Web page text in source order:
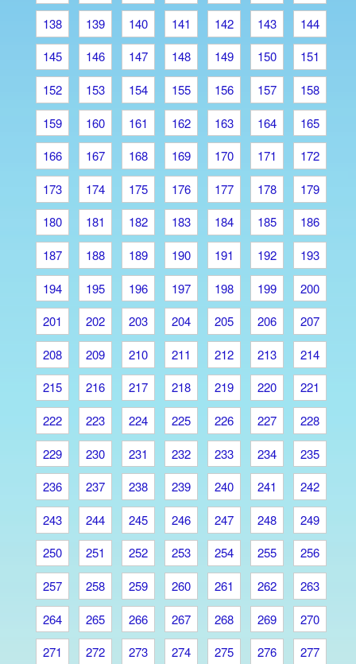
138
139 140 141 142 143
144
145
146 147 148 149 150
151
152
153 154 155 156 157
158
159
160 161 162 163 164
165
166
167 168 169 170 171
172
173
174 175 176 177 178
179
180
181 182 183 184 185
186
187
188 189 190 191 192
193
194
195 196 197 198 199
200
201
202 203 204 205 206
207
208
209 210 211 212 213
214
215
216 217 218 219 220
221
222
223 224 225 226 227
228
229
230 231 232 233 234
235
236
237 238 239 240 241
242
243
244 245 246 247 248
249
250
251 252 253 254 255
256
257
258 259 260 261 262
263
264
265 266 267 268 269
270
271
272 273 274 275 276 277